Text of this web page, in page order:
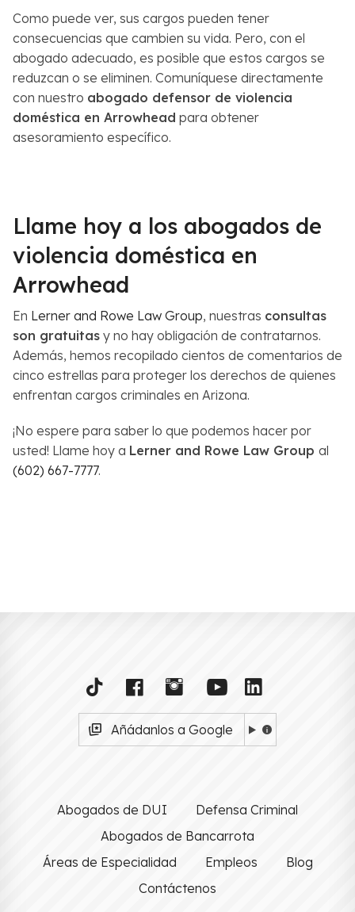
Como puede ver, sus cargos pueden tener
consecuencias que cambien su vida. Pero, con el
abogado adecuado, es posible que estos cargos se
reduzcan o se eliminen. Comuníquese directamente
con nuestro abogado defensor de violencia
doméstica en Arrowhead para obtener
asesoramiento específico.
Llame hoy a los abogados de
violencia doméstica en
Arrowhead
En Lerner and Rowe Law Group, nuestras consultas
son gratuitas y no hay obligación de contratarnos.
Además, hemos recopilado cientos de comentarios de
cinco estrellas para proteger los derechos de quienes
enfrentan cargos criminales en Arizona.
¡No espere para saber lo que podemos hacer por
usted! Llame hoy a Lerner and Rowe Law Group al
(602) 667-7777.
Añádanlos a Google
Abogados de DUI
Defensa Criminal
Abogados de Bancarrota
Áreas de Especialidad
Empleos
Blog
Contáctenos